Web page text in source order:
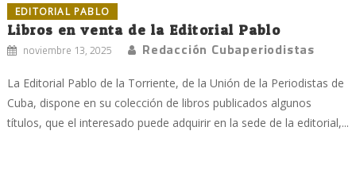
EDITORIAL PABLO
Libros en venta de la Editorial Pablo
noviembre 13, 2025 Redacción Cubaperiodistas
La Editorial Pablo de la Torriente, de la Unión de la Periodistas de
Cuba, dispone en su colección de libros publicados algunos
títulos, que el interesado puede adquirir en la sede de la editorial,...